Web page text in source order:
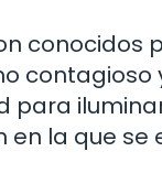
conocidos
contagioso
para
en la que se